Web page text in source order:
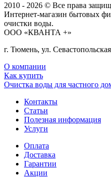
2010 - 2026 © Все права
Интернет-магазин бытовых
очистки воды.
ООО «КВАНТА +»
г. Тюмень, ул.
О компании
Как купить
Очистка воды для частного
Контакты
Статьи
Полезная информация
Услуги
Оплата
Доставка
Гарантии
Акции